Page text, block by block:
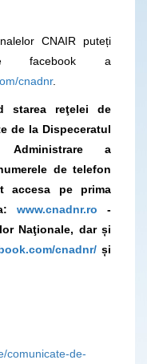
CNAIR puteți
facebook a
cnadnr.
starea reţelei de
de la Dispeceratul
Administrare a
de telefon
accesa pe prima
www.cnadnr.ro -
Naţionale, dar și
cnadnr/și
comunicate-de-